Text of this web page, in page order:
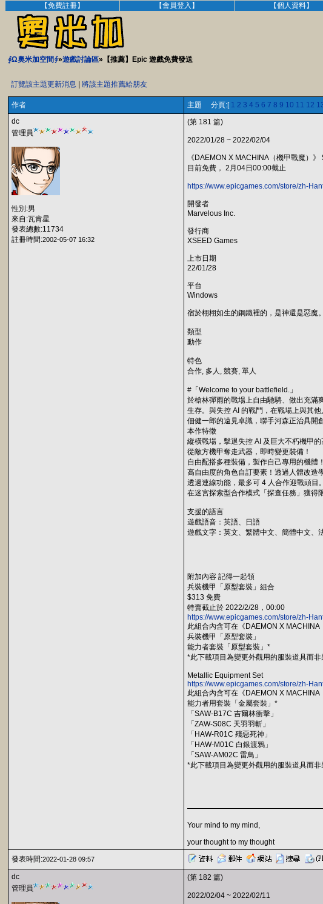
【免費註冊】 【會員登入】 【個人資料】
∮Ω奧米加空間∮»遊戲討論區»【推薦】Epic 遊戲免費發送
訂覽該主題更新消息 將該主題推薦給朋友
作者 主題 分頁:[ 1 2 3 4 5 6 7 8 9 10 11 12
dc
管理員
性別:男
來自:瓦肯星
發表總數:11734
註冊時間:2002-05-07 16:32
(第 181 篇)
2022/01/28 ~ 2022/02/04
《DAEMON X MACHINA（機甲戰魔）
目前免費， 2月04日00:00截止
https://www.epicgames.com/store/zh-
開發者
Marvelous Inc.
發行商
XSEED Games
上市日期
22/01/28
平台
Windows
宿於栩栩如生的鋼鐵裡的，是神還是惡魔
類型
動作
特色
合作, 多人, 競賽, 單人
#「Welcome to your battlefield.」
於槍林彈雨的戰場上自由馳騁、做出充滿
生存。與失控 AI 的戰鬥，在戰場上與其
佃健一郎的遠見卓識，聯手河森正治具開
本作特徵
縱橫戰場，擊退失控 AI 及巨大不朽機甲的
從敵方機甲奪走武器，即時變更裝備！
自由配搭多種裝備，製作自己專用的機體！
高自由度的角色自訂要素！透過人體改造
透過連線功能，最多可 4 人合作迎戰頭目
在迷宮探索型合作模式「探查任務」獲得
支援的語言
遊戲語音：英語、日語
遊戲文字：英文、繁體中文、簡體中文、
附加內容 記得一起領
兵裝機甲「原型套裝」組合
$313 免費
特賣截止於 2022/2/28，00:00
https://www.epicgames.com/store/zh-
此組合內含可在《DAEMON X MACHINA
兵裝機甲「原型套裝」
能力者套裝「原型套裝」*
*此下載項目為變更外觀用的服裝道具而
Metallic Equipment Set
https://www.epicgames.com/store/zh-
此組合內含可在《DAEMON X MACHINA
能力者用套裝「金屬套裝」*
「SAW-B17C 吉爾林衝擊」
「ZAW-S08C 天羽羽斬」
「HAW-R01C 殘惡死神」
「HAW-M01C 白銀渡鴉」
「SAW-AM02C 雷鳥」
*此下載項目為變更外觀用的服裝道具而
Your mind to my mind,
your thought to my thought
發表時間:2022-01-28 09:57
dc
管理員
(第 182 篇)
2022/02/04 ~ 2022/02/11